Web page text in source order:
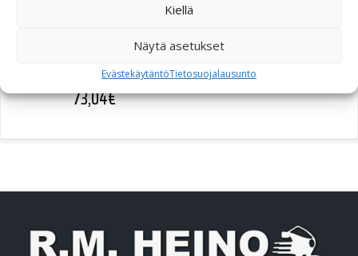
Kiellä
Näytä asetukset
EvästekäytäntöTietosuojalausunto
90 (45925-04)
73,04€